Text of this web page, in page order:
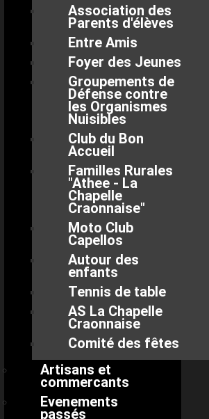
Association des
Parents d'élèves
Entre Amis
Foyer des Jeunes
Groupements de
Défense contre
les Organismes
Nuisibles
Club du Bon
Accueil
Familles Rurales
"Athee - La
Chapelle
Craonnaise"
Moto Club
Capellos
Autour des
enfants
Tennis de table
AS La Chapelle
Craonnaise
Comité des fêtes
Artisans et
commercants
Evenements
passés